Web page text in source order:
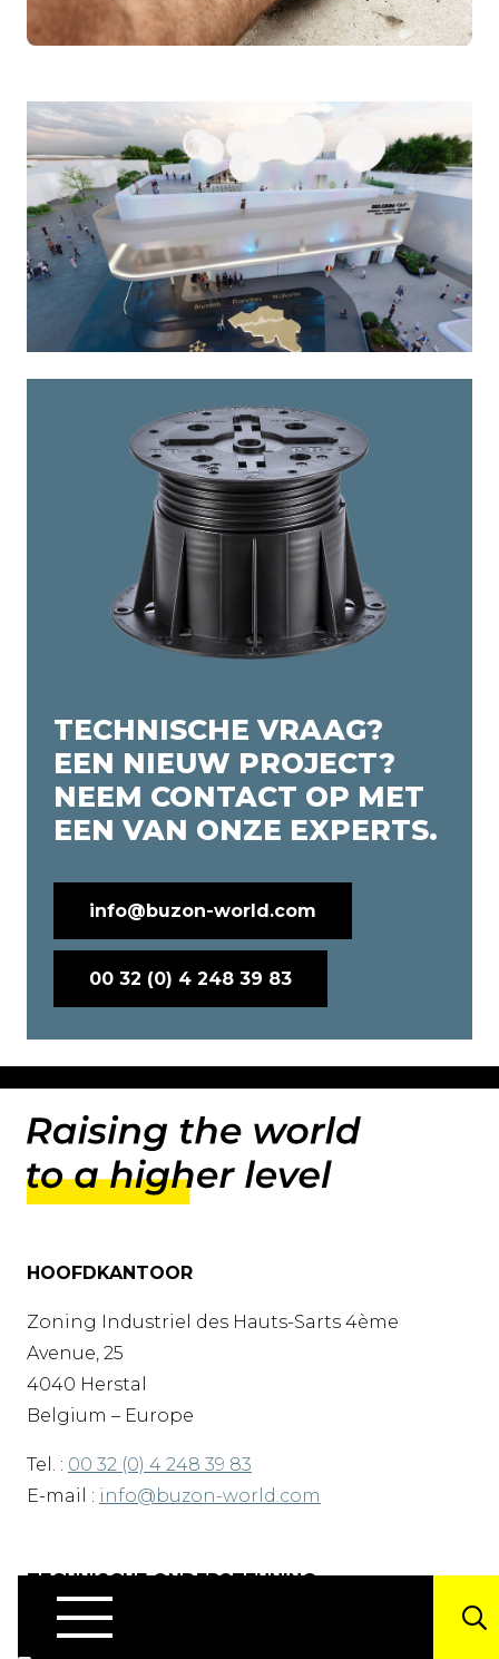
TECHNISCHE VRAAG?
EEN NIEUW PROJECT?
NEEM CONTACT OP MET
EEN VAN ONZE EXPERTS.
info@buzon-world.com
00 32 (0) 4 248 39 83
HOOFDKANTOOR
Zoning Industriel des Hauts-Sarts 4ème
Avenue, 25
4040 Herstal
Belgium – Europe
Tel. : 00 32 (0) 4 248 39 83
E-mail : info@buzon-world.com
TECHNISCHE ONDERSTEUNING
Neem contact op met ons